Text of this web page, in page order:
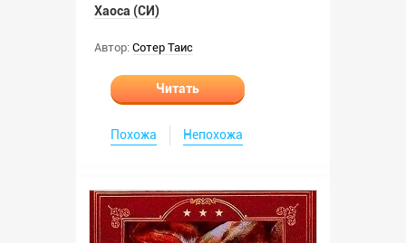
Хаоса (СИ)
Автор: Сотер Таис
Читать
Похожа Непохожа